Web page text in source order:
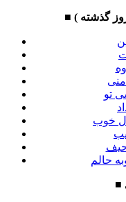
■
تو
خوب
حیف
حالم
■